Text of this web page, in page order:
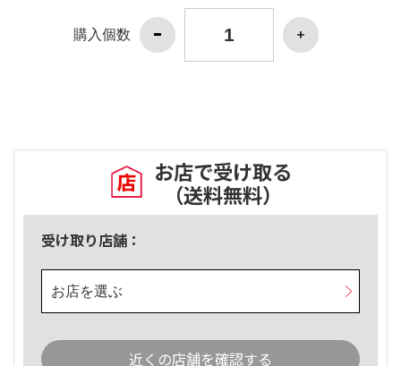
購入個数
お店で受け取る
（送料無料）
受け取り店舗：
お店を選ぶ
近くの店舗を確認する